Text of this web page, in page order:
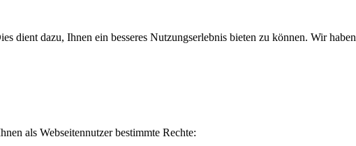
dient dazu, Ihnen ein besseres Nutzungserlebnis bieten zu können. Wir
als Webseitennutzer bestimmte Rechte: